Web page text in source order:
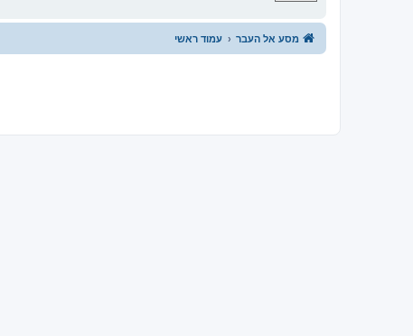
מסע אל העבר עמוד ראשי